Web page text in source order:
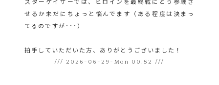
せるか未だにちょっと悩んでます（ある程度は決まっ
てるのですが･･･）
拍手していただいた方、ありがとうございました！
/// 2026-06-29-Mon 00:52 ///